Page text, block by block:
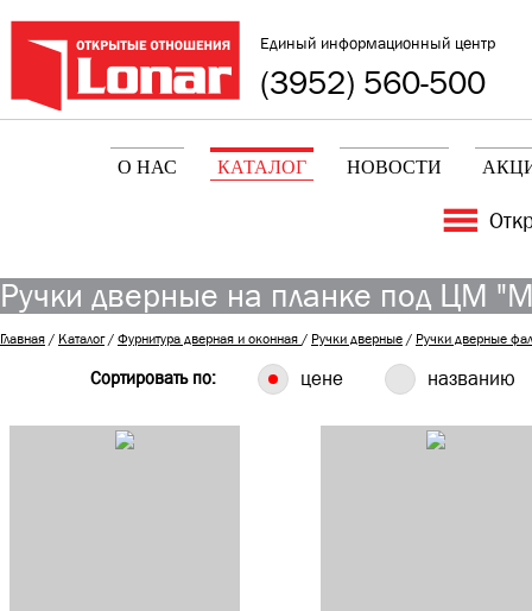
Единый информационный центр
(3952) 560-500
О НАС КАТАЛОГ НОВОСТИ
Ручки дверные на планке под ЦМ
Главная/ Каталог/Фурнитура дверная и оконная/ Ручки дверные/ Ручки дверные
Сортировать по: цене названию